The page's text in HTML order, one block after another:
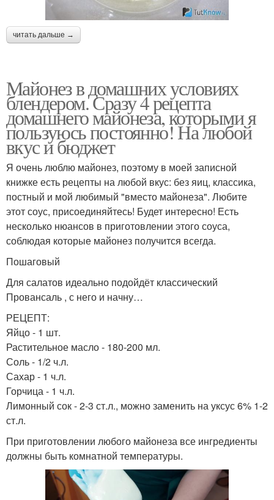
читать дальше →
Майонез в домашних условиях
блендером. Сразу 4 рецепта
домашнего майонеза, которыми я
пользуюсь постоянно! На любой
вкус и бюджет
Я очень люблю майонез, поэтому в моей записной
книжке есть рецепты на любой вкус: без яиц, классика,
постный и мой любимый "вместо майонеза". Любите
этот соус, присоединяйтесь! Будет интересно! Есть
несколько нюансов в приготовлении этого соуса,
соблюдая которые майонез получится всегда.
Пошаговый
Для салатов идеально подойдёт классический
Провансаль , с него и начну…
РЕЦЕПТ:
Яйцо - 1 шт.
Растительное масло - 180-200 мл.
Соль - 1/2 ч.л.
Сахар - 1 ч.л.
Горчица - 1 ч.л.
Лимонный сок - 2-3 ст.л., можно заменить на уксус 6% 1-2
ст.л.
При приготовлении любого майонеза все ингредиенты
должны быть комнатной температуры.